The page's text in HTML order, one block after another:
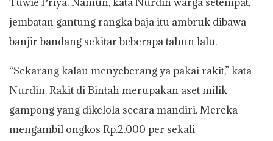
jembatan gantung rangka baja itu ambruk dibawa
banjir bandang sekitar beberapa tahun lalu.
“Sekarang kalau menyeberang ya pakai rakit,” kata
Nurdin. Rakit di Bintah merupakan aset milik
gampong yang dikelola secara mandiri. Mereka
mengambil ongkos Rp.2.000 per sekali